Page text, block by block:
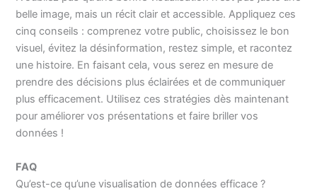
belle image, mais un récit clair et accessible. Appliquez ces
cinq conseils : comprenez votre public, choisissez le bon
visuel, évitez la désinformation, restez simple, et racontez
une histoire. En faisant cela, vous serez en mesure de
prendre des décisions plus éclairées et de communiquer
plus efficacement. Utilisez ces stratégies dès maintenant
pour améliorer vos présentations et faire briller vos
données !
FAQ
Qu’est-ce qu’une visualisation de données efficace ?